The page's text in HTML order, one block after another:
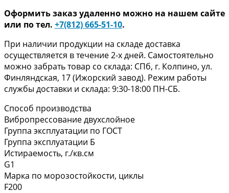
Оформить заказ удаленно можно на нашем сайте
или по тел. +7(812) 665-51-10.
При наличии продукции на складе доставка
осуществляется в течение 2-х дней. Самостоятельно
можно забрать товар со склада: СПб, г. Колпино, ул.
Финляндская, 17 (Ижорский завод). Режим работы
службы доставки и склада: 9:30-18:00 ПН-СБ.
Способ производства
Вибропрессование двухслойное
Группа эксплуатации по ГОСТ
Группа эксплуатации Б
Истираемость, г./кв.см
G1
Марка по морозостойкости, циклы
F200